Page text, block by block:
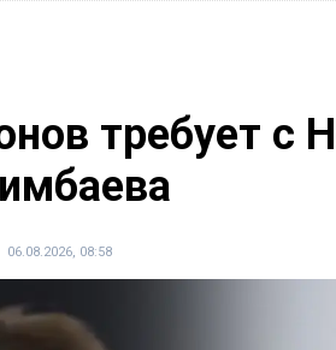
требует с
06.08.2026, 08:58